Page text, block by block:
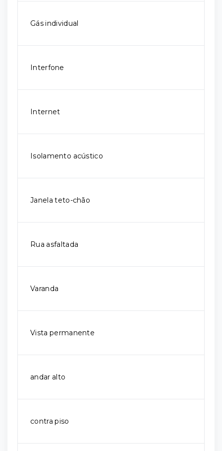
Gás individual
Interfone
Internet
Isolamento acústico
Janela teto-chão
Rua asfaltada
Varanda
Vista permanente
andar alto
contra piso